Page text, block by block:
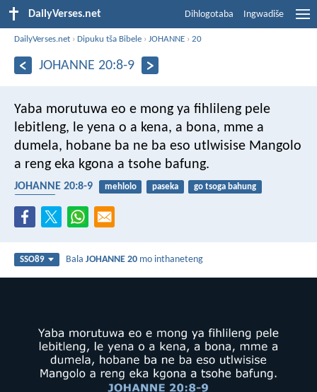
DailyVerses.net Dihlogotaba Ingwadiše
DailyVerses.net ›Dipuku tša Bibele ›JOHANNE ›20
JOHANNE 20:8-9
Yaba morutuwa eo e mong ya fihlileng pele
lebitleng, le yena o a kena, a bona, mme a
dumela, hobane ba ne ba eso utlwisise Mangolo
a reng eka kgona a tsohe bafung.
JOHANNE 20:8-9 mehlolo paseka
go tsoga bahung
SSO89 BalaJOHANNE 20 mo inthaneteng